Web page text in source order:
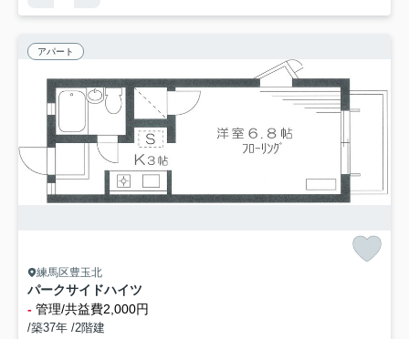
アパート
練馬区豊玉北
パークサイドハイツ
- 管理/共益費2,000円
/築37年 /2階建